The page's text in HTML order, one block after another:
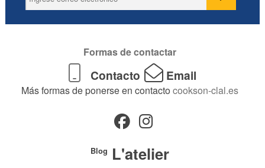
Formas de contactar
Contacto Email
Más formas de ponerse en contacto cookson-clal.es
Blog L'atelier